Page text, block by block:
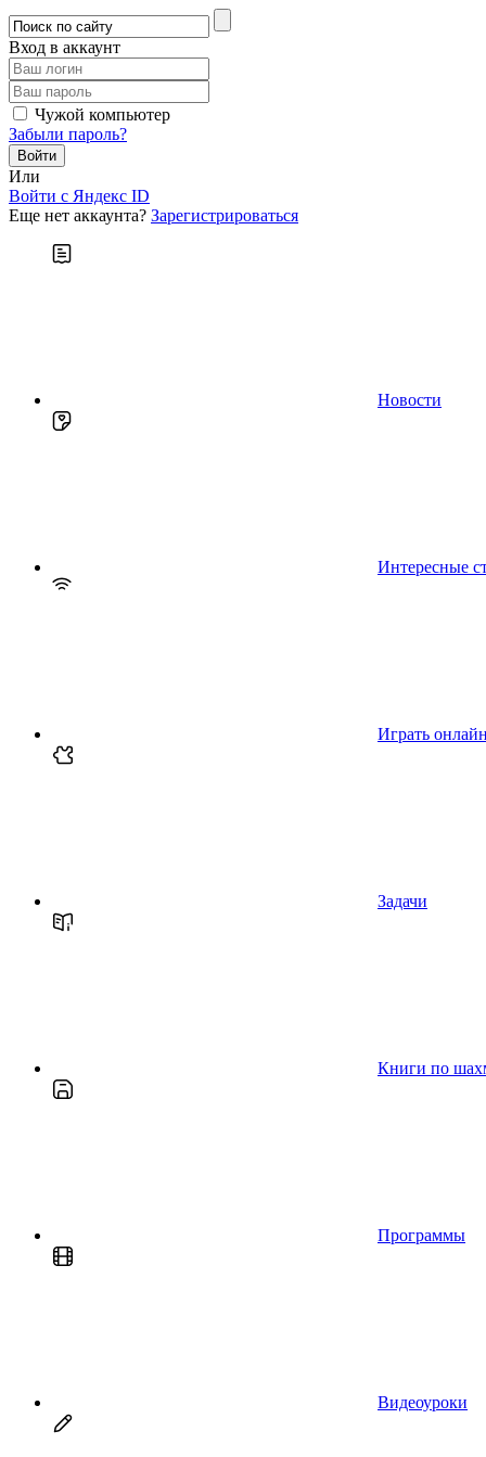
Вход в аккаунт
Чужой компьютер
Забыли пароль?
Или
Войти c Яндекс ID
Еще нет аккаунта? Зарегистрироваться
Новости
Интересные
Играть онлайн
Задачи
Книги по
Программы
Видеоуроки